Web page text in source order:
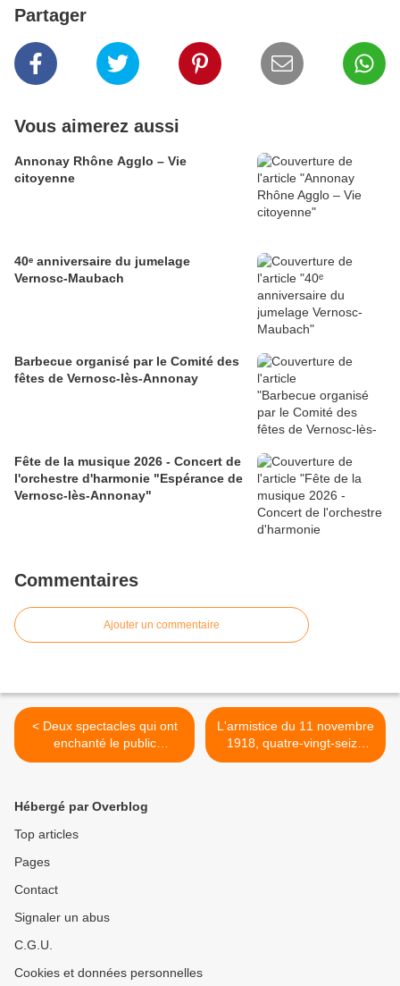
Partager
Vous aimerez aussi
Annonay Rhône Agglo – Vie
citoyenne
40ᵉ anniversaire du jumelage
Vernosc-Maubach
Barbecue organisé par le Comité des
fêtes de Vernosc-lès-Annonay
Fête de la musique 2026 - Concert de
l'orchestre d'harmonie "Espérance de
Vernosc-lès-Annonay"
Commentaires
Ajouter un commentaire
< Deux spectacles qui ont
enchanté le public
vernoscois
L'armistice du 11 novembre
1918, quatre-vingt-seize
ans plus tard… >
Hébergé par Overblog
Top articles
Pages
Contact
Signaler un abus
C.G.U.
Cookies et données personnelles